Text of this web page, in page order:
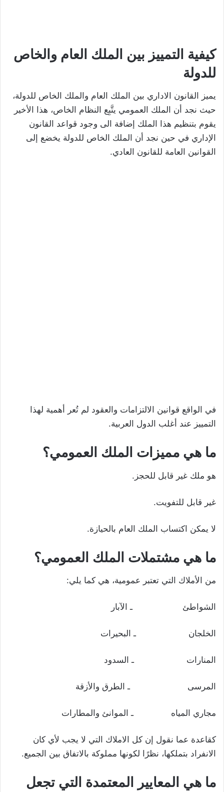
كيفية التمييز بين الملك العام والخاص
للدولة
يميز القانون الاداري بين الملك العام والملك الخاص للدولة،
حيث نجد أن الملك العمومي يتَّبِع النظام الخاص، هذا الأخير
يقوم بتنظيم هذا الملك إضافة الى وجود قواعد القانون
الإداري في حين نجد أن الملك الخاص للدولة يخضع إلى
القوانين العامة للقانون العادي.
في الواقع قوانين الالتزامات والعقود لم تُعر أهمية لهذا
التمييز عند أغلب الدول العربية.
ما هي مميزات الملك العمومي؟
هو ملك غير قابل للحجز.
غير قابل للتفويت.
لا يمكن اكتساب الملك العام بالحيازة.
ما هي مشتملات الملك العمومي؟
من الأملاك التي تعتبر عمومية، هي كما يلي:
الشواطئ ـ الآبار
الخلجان ـ البحيرات
المنارات ـ السدود
المرسى ـ الطرق والأزقة
مجاري المياه ـ الموانئ والمطارات
كقاعدة عما نقول إن كل الاملاك التي لا يجب لأي كان
الانفراد بتملكها، نظرًا لكونها مملوكة بالاتفاق بين الجميع.
ما هي المعايير المعتمدة التي تجعل